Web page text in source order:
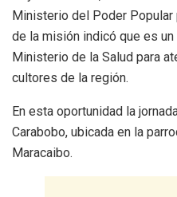
Ministerio del Poder Popular
de la misión indicó que es
Ministerio de la Salud para
cultores de la región.
En esta oportunidad la
Carabobo, ubicada en la
Maracaibo.